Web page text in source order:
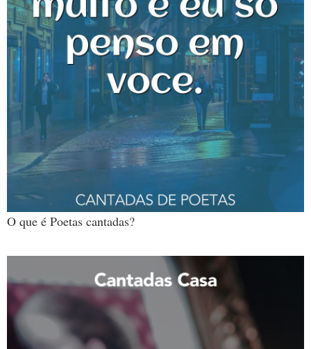
O que é Poetas cantadas?